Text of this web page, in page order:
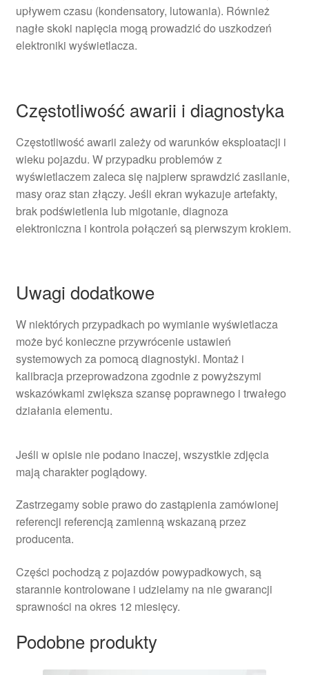
upływem czasu (kondensatory, lutowania). Również
nagłe skoki napięcia mogą prowadzić do uszkodzeń
elektroniki wyświetlacza.
Częstotliwość awarii i diagnostyka
Częstotliwość awarii zależy od warunków eksploatacji i
wieku pojazdu. W przypadku problemów z
wyświetlaczem zaleca się najpierw sprawdzić zasilanie,
masy oraz stan złączy. Jeśli ekran wykazuje artefakty,
brak podświetlenia lub migotanie, diagnoza
elektroniczna i kontrola połączeń są pierwszym krokiem.
Uwagi dodatkowe
W niektórych przypadkach po wymianie wyświetlacza
może być konieczne przywrócenie ustawień
systemowych za pomocą diagnostyki. Montaż i
kalibracja przeprowadzona zgodnie z powyższymi
wskazówkami zwiększa szansę poprawnego i trwałego
działania elementu.
Jeśli w opisie nie podano inaczej, wszystkie zdjęcia
mają charakter poglądowy.
Zastrzegamy sobie prawo do zastąpienia zamówionej
referencji referencją zamienną wskazaną przez
producenta.
Części pochodzą z pojazdów powypadkowych, są
starannie kontrolowane i udzielamy na nie gwarancji
sprawności na okres 12 miesięcy.
Podobne produkty